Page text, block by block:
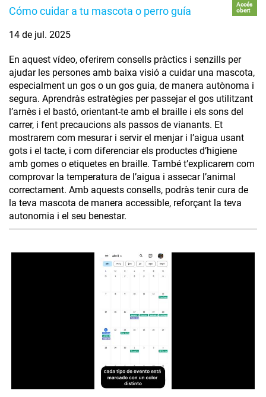
Cómo cuidar a tu mascota o perro guía
Accés
obert
14 de jul. 2025
En aquest vídeo, oferirem consells pràctics i senzills per
ajudar les persones amb baixa visió a cuidar una mascota,
especialment un gos o un gos guia, de manera autònoma i
segura. Aprendràs estratègies per passejar el gos utilitzant
l’arnès i el bastó, orientant-te amb el braille i els sons del
carrer, i fent precaucions als passos de vianants. Et
mostrarem com mesurar i servir el menjar i l’aigua usant
gots i el tacte, i com diferenciar els productes d’higiene
amb gomes o etiquetes en braille. També t’explicarem com
comprovar la temperatura de l’aigua i assecar l’animal
correctament. Amb aquests consells, podràs tenir cura de
la teva mascota de manera accessible, reforçant la teva
autonomia i el seu benestar.